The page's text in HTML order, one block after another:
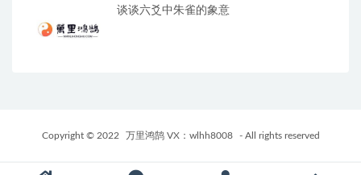
谈谈六爻中朱雀的象意
Copyright © 2022 万里鸿鹄 VX：wlhh8008 - All rights reserved